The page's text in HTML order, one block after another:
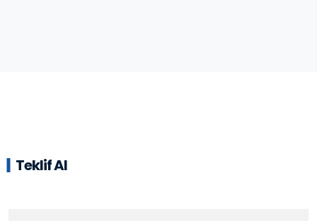
Teklif Al